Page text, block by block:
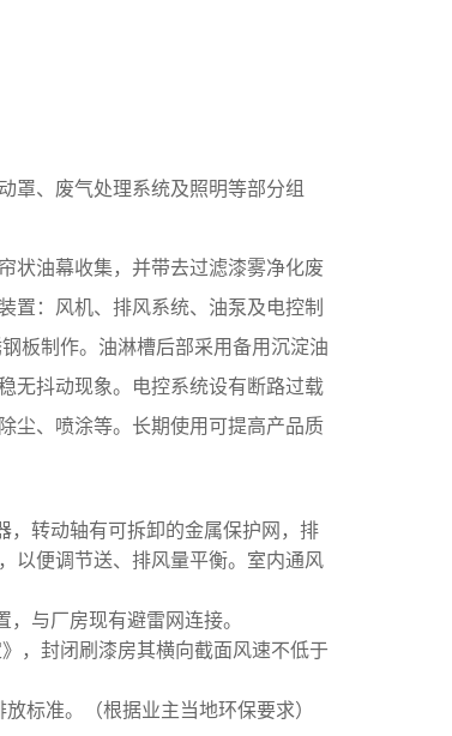
罩、废气处理系统及照明等部分组
状油幕收集，并带去过滤漆雾净化废
置：风机、排风系统、油泵及电控制
板制作。油淋槽后部采用备用沉淀油
无抖动现象。电控系统设有断路过载
尘、喷涂等。长期使用可提高产品质
，转动轴有可拆卸的金属保护网，排
以便调节送、排风量平衡。室内通风
与厂房现有避雷网连接。
，封闭刷漆房其横向截面风速不低于
标准。（根据业主当地环保要求）